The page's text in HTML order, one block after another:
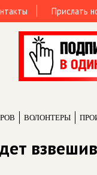
Прислать
ВОЛОНТЕРЫ